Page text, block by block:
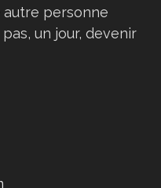
personne
un jour, devenir